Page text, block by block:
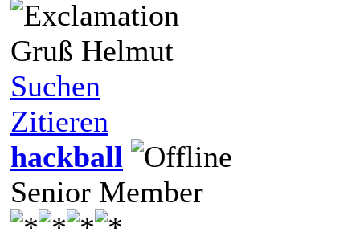
Gruß Helmut
Suchen
Zitieren
hackball
Senior Member